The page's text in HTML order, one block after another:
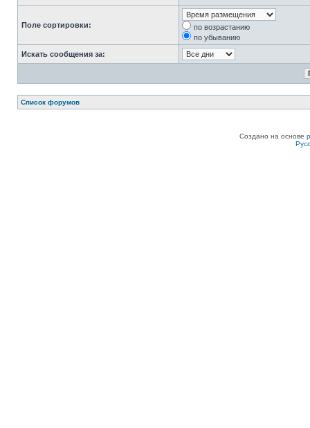
Поле сортировки:
по возрастанию
по убыванию
Искать сообщения за:
Список форумов
Создано на основе